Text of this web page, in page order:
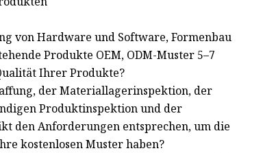
von Hardware und Software, Formenbau
Produkte OEM, ODM-Muster 5–7
Ihrer Produkte?
der Materiallagerinspektion, der
Produktinspektion und der
den Anforderungen entsprechen, um die
kostenlosen Muster haben?